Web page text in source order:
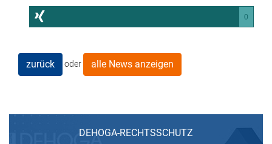
0
zurück oder alle News anzeigen
DEHOGA-RECHTSSCHUTZ